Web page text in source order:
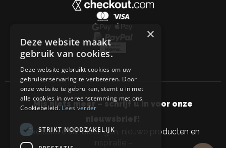
Mis niets meer – schrijf u in voor onze
nieuwsbrief!
Exclusieve aanbiedingen, nieuwe producten en
inspiratie –
×
Deze website maakt
gebruik van cookies.
Deze website gebruikt cookies om uw
gebruikerservaring te verbeteren. Door
onze website te gebruiken, stemt u in met
alle cookies in overeenstemming met ons
Cookiebeleid.Lees verder
STRIKT NOODZAKELIJK